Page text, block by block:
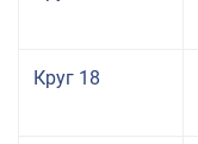
Круг 18